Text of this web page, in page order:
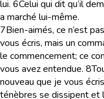
lui. 6Celui qui dit qu’il
a marché lui-même.
7Bien-aimés, ce n’est
vous écris, mais un
le commencement; ce
vous avez entendue. 8
nouveau que je vous
ténèbres se dissipent et